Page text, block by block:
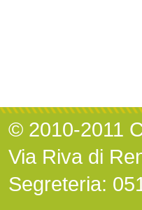
© 2010-2011
Via Riva di
Segreteria: